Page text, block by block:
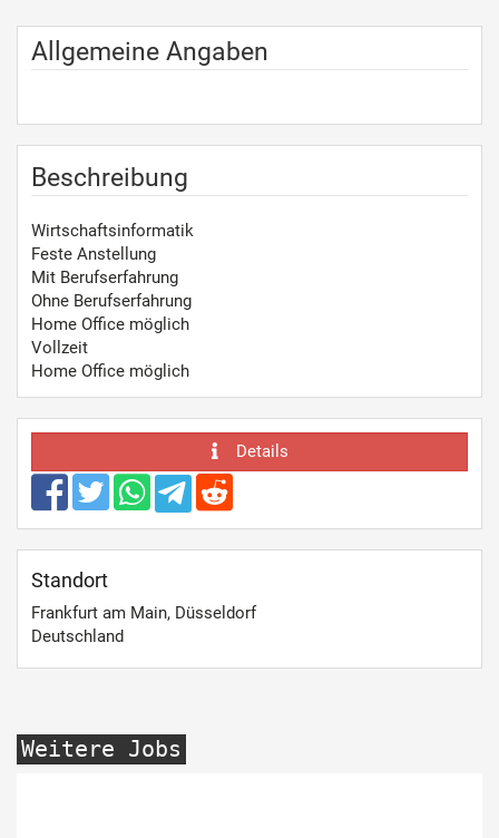
Allgemeine Angaben
Beschreibung
Wirtschaftsinformatik
Feste Anstellung
Mit Berufserfahrung
Ohne Berufserfahrung
Home Office möglich
Vollzeit
Home Office möglich
Details
Standort
Frankfurt am Main, Düsseldorf
Deutschland
Weitere Jobs